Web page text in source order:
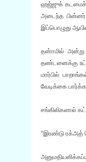
ஹஜ்ஜுக் கடமைச்
அடைந்த பின்னர்
இப்பொழுது
தன்ஈமில் அன்று
தண்டனைக்கு
மார்பில்
வேடிக்கை
சங்கிலிகளால்
“இரண்டு ரக்அத்